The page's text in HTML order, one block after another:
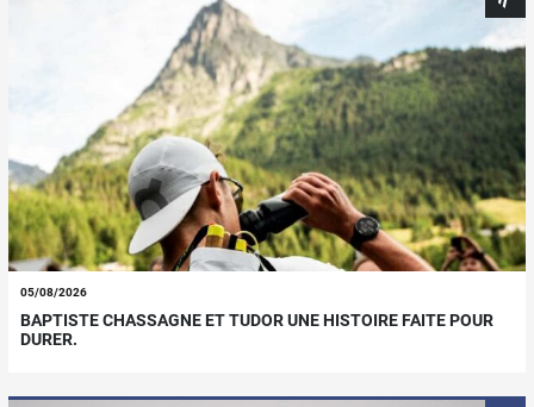
05/08/2026
BAPTISTE CHASSAGNE ET TUDOR UNE HISTOIRE FAITE POUR
DURER.